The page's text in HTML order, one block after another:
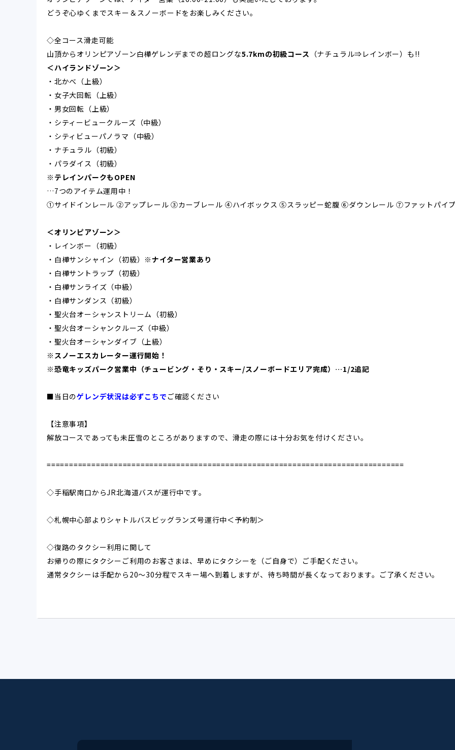
どうぞ心ゆくまでスキー＆スノーボードをお楽しみください。
◇全コース滑走可能
山頂からオリンピアゾーン白樺ゲレンデまでの超ロングな5.7kmの初級コース （ナチュラル⇒レインボー）も!!
＜ハイランドゾーン＞
・北かべ（上級）
・女子大回転（上級）
・男女回転（上級）
・シティービュークルーズ（中級）
・シティビューパノラマ（中級）
・ナチュラル（初級）
・パラダイス（初級）
※テレインパークもOPEN
…7つのアイテム運用中！
①サイドインレール ②アップレール ③カーブレール ④ハイボックス ⑤スラッピー蛇腹 ⑥ダウンレール ⑦ファットパイ
＜オリンピアゾーン＞
・レインボー（初級）
・白樺サンシャイン（初級） ※ナイター営業あり
・白樺サントラップ（初級）
・白樺サンライズ（中級）
・白樺サンダンス（初級）
・聖火台オーシャンストリーム（初級）
・聖火台オーシャンクルーズ（中級）
・聖火台オーシャンダイブ（上級）
※スノーエスカレーター運行開始！
※恐竜キッズパーク営業中（チュービング・そり・スキー/スノーボードエリア完成）…1/2追記
■当日のゲレンデ状況は必ずこちで ご確認ください
【注意事項】
解放コースであっても未圧雪のところがありますので、滑走の際には十分お気を付けください。
================================================================================
◇手稲駅南口からJR北海道バスが運行中です。
◇札幌中心部よりシャトルバスビッグランズ号運行中＜予約制＞
◇復路のタクシー利用に関して
お帰りの際にタクシーご利用のお客さまは、早めにタクシーを（ご自身で）ご手配ください。
通常タクシーは手配から20～30分程でスキー場へ到着しますが、待ち時間が長くなっております。ご了承ください。